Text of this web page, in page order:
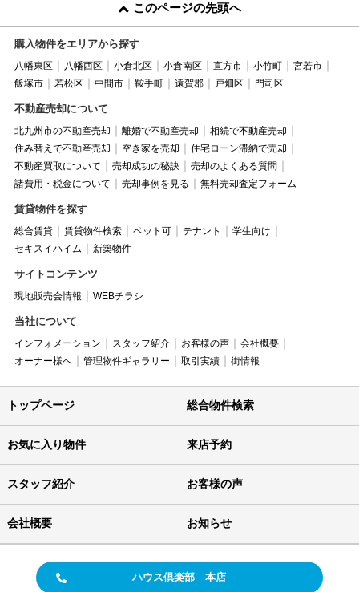
このページの先頭へ
購入物件をエリアから探す
八幡東区 八幡西区 小倉北区 小倉南区 直方市 小竹町
宮若市
飯塚市
若松区 中間市 鞍手町 遠賀郡 戸畑区 門司区
不動産売却について
北九州市の不動産売却 離婚で不動産売却
相続で不動産売却
住み替えで不動産売却
空き家を売却
住宅ローン滞納で売却
不動産買取について
売却成功の秘訣
売却のよくある質問
諸費用・税金について
売却事例を見る 無料売却査定フォーム
賃貸物件を探す
総合賃貸 賃貸物件検索 ペット可 テナント
学生向け
セキスイハイム
新築物件
サイトコンテンツ
現地販売会情報 WEBチラシ
当社について
インフォメーション スタッフ紹介 お客様の声
会社概要
オーナー様へ
管理物件ギャラリー 取引実績 街情報
トップページ 総合物件検索
お気に入り物件 来店予約
スタッフ紹介 お客様の声
会社概要 お知らせ
ハウス倶楽部 本店